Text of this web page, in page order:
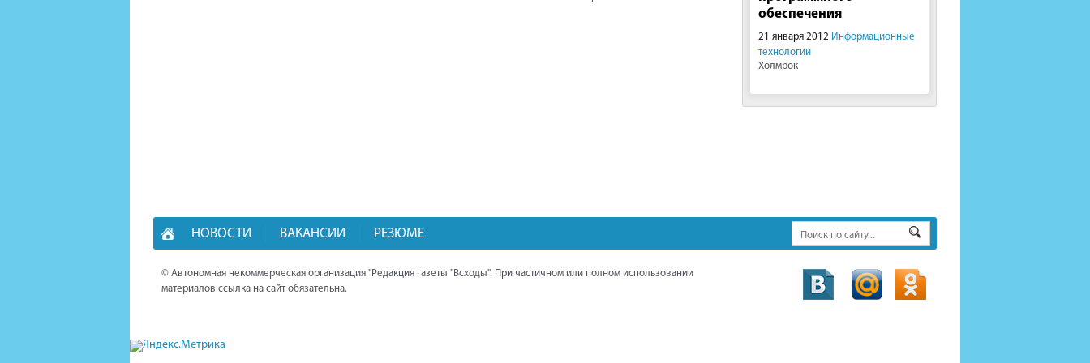
"День поля" прошёл в Нагайбакском
начале XX вв."
обеспечения
21 января 2012 Информационные
технологии
Холмрок
НОВОСТИ ВАКАНСИИ РЕЗЮМЕ
© Автономная некоммерческая организация "Редакция газеты "Всходы". При частичном или полном использовании
материалов ссылка на сайт обязательна.